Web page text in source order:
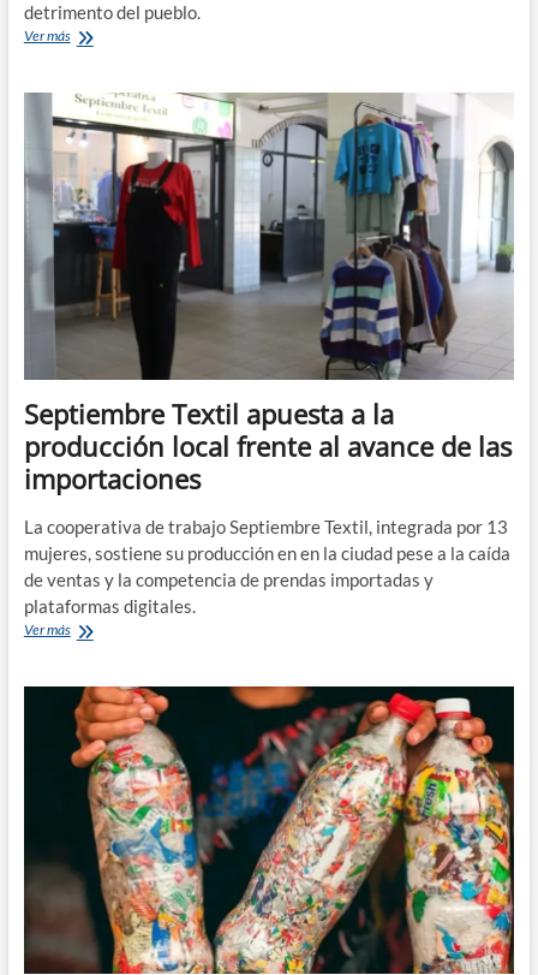
detrimento del pueblo.
Ver más«Ley
de
la
Propiedad
Privada»,
extranjerización
de
la
tierra
pérdida
de
Septiembre Textil apuesta a la
producción local frente al avance de las
importaciones
La cooperativa de trabajo Septiembre Textil, integrada por 13
mujeres, sostiene su producción en en la ciudad pese a la caída
de ventas y la competencia de prendas importadas y
plataformas digitales.
Ver másSeptiembre
la
producción
local
frente
avance
las
importaciones